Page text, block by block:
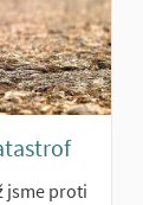
jsme proti